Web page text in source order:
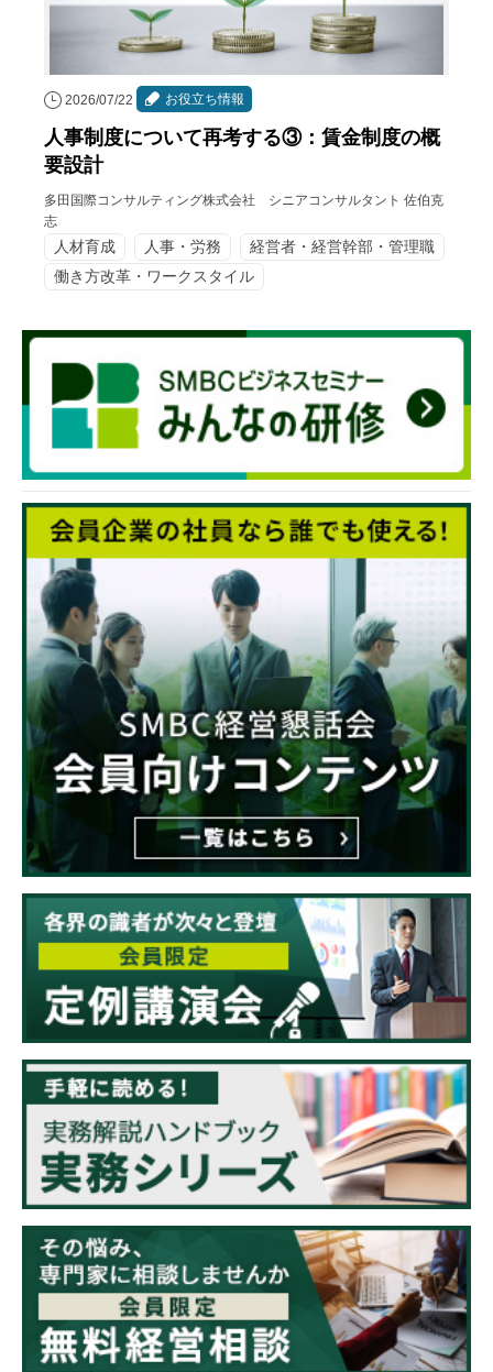
2026/07/22 お役立ち情報
人事制度について再考する③：賃金制度の概
要設計
多田国際コンサルティング株式会社 シニアコンサルタント 佐伯克
志
人材育成 人事・労務
経営者・経営幹部・管理職
働き方改革・ワークスタイル